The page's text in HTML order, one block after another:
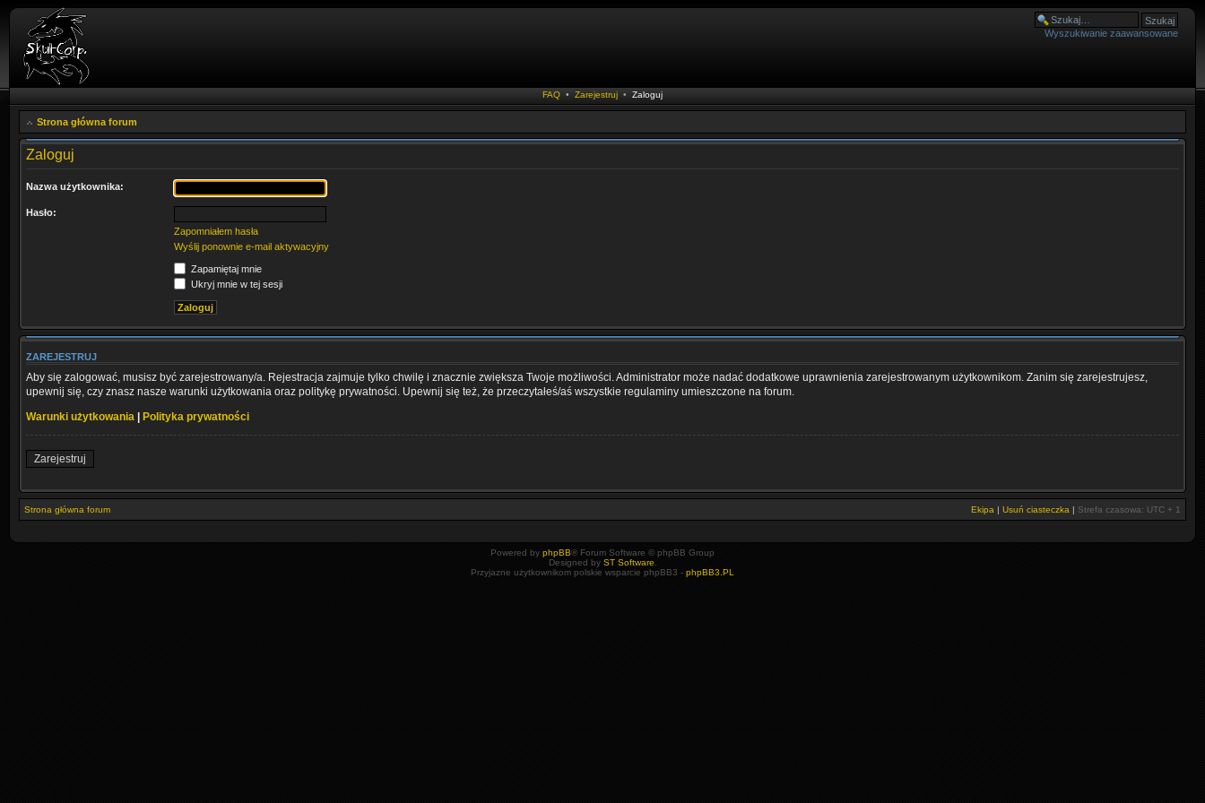
Wyszukiwanie zaawansowane
FAQ • Zarejestruj • Zaloguj
Strona główna forum
Zaloguj
Nazwa użytkownika:
Hasło:
Zapomniałem hasła
Wyślij ponownie e-mail aktywacyjny
Zapamiętaj mnie
Ukryj mnie w tej sesji
ZAREJESTRUJ
Aby się zalogować, musisz być zarejestrowany/a. Rejestracja zajmuje tylko chwilę i znacznie zwiększa Twoje możliwości. Administrator może nadać dodatkowe uprawnienia zarejestrowanym użytkownikom. Zanim się zarejestrujesz,
upewnij się, czy znasz nasze warunki użytkowania oraz politykę prywatności. Upewnij się też, że przeczytałeś/aś wszystkie regulaminy umieszczone na forum.
Warunki użytkowania | Polityka prywatności
Zarejestruj
Strona główna forum Ekipa | Usuń ciasteczka | Strefa czasowa: UTC + 1
Powered by phpBB® Forum Software © phpBB Group
Designed by ST Software
Przyjazne użytkownikom polskie wsparcie phpBB3 - phpBB3.PL